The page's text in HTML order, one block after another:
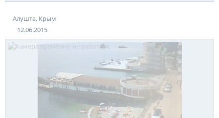
Алушта, Крым
12.06.2015